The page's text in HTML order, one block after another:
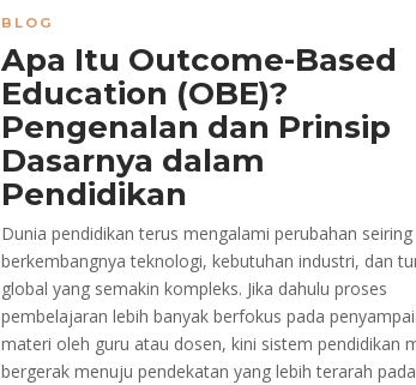
BLOG
Apa Itu Outcome-Based
Education (OBE)?
Pengenalan dan Prinsip
Dasarnya dalam
Pendidikan
Dunia pendidikan terus mengalami perubahan seiring
berkembangnya teknologi, kebutuhan industri, dan
global yang semakin kompleks. Jika dahulu proses
pembelajaran lebih banyak berfokus pada
materi oleh guru atau dosen, kini sistem pendidikan
bergerak menuju pendekatan yang lebih terarah